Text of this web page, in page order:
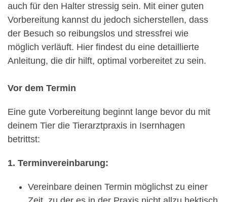
auch für den Halter stressig sein. Mit einer guten
Vorbereitung kannst du jedoch sicherstellen, dass
der Besuch so reibungslos und stressfrei wie
möglich verläuft. Hier findest du eine detaillierte
Anleitung, die dir hilft, optimal vorbereitet zu sein.
Vor dem Termin
Eine gute Vorbereitung beginnt lange bevor du mit
deinem Tier die Tierarztpraxis in Isernhagen
betrittst:
1. Terminvereinbarung:
Vereinbare deinen Termin möglichst zu einer